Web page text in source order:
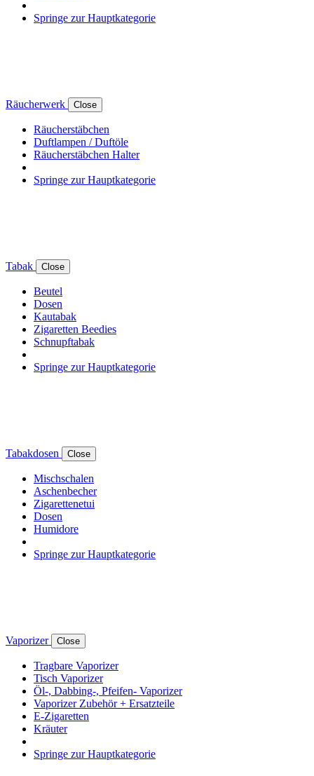
Springe zur Hauptkategorie
Räucherwerk Close
Räucherstäbchen
Duftlampen / Duftöle
Räucherstäbchen Halter
Springe zur Hauptkategorie
Tabak Close
Beutel
Dosen
Kautabak
Zigaretten Beedies
Schnupftabak
Springe zur Hauptkategorie
Tabakdosen Close
Mischschalen
Aschenbecher
Zigarettenetui
Dosen
Humidore
Springe zur Hauptkategorie
Vaporizer Close
Tragbare Vaporizer
Tisch Vaporizer
Öl-, Dabbing-, Pfeifen- Vaporizer
Vaporizer Zubehör + Ersatzteile
E-Zigaretten
Kräuter
Springe zur Hauptkategorie